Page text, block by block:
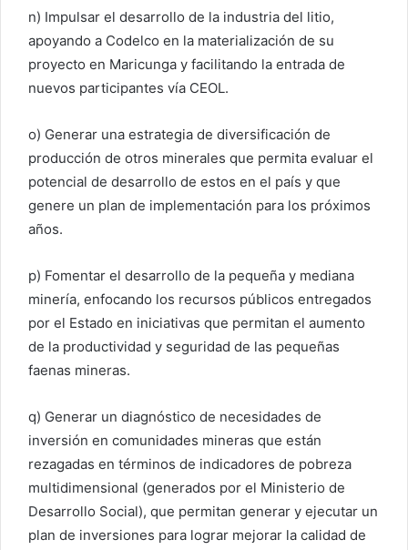
n) Impulsar el desarrollo de la industria del litio,
apoyando a Codelco en la materialización de su
proyecto en Maricunga y facilitando la entrada de
nuevos participantes vía CEOL.
o) Generar una estrategia de diversificación de
producción de otros minerales que permita evaluar el
potencial de desarrollo de estos en el país y que
genere un plan de implementación para los próximos
años.
p) Fomentar el desarrollo de la pequeña y mediana
minería, enfocando los recursos públicos entregados
por el Estado en iniciativas que permitan el aumento
de la productividad y seguridad de las pequeñas
faenas mineras.
q) Generar un diagnóstico de necesidades de
inversión en comunidades mineras que están
rezagadas en términos de indicadores de pobreza
multidimensional (generados por el Ministerio de
Desarrollo Social), que permitan generar y ejecutar un
plan de inversiones para lograr mejorar la calidad de